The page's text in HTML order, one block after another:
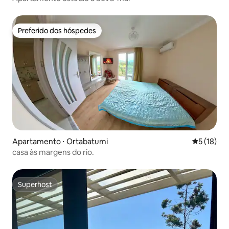
Preferido dos hóspedes
Preferido dos hóspedes
Apartamento ⋅ Ortabatumi 5 de uma
5 (18)
casa às margens do rio.
Superhost
Superhost